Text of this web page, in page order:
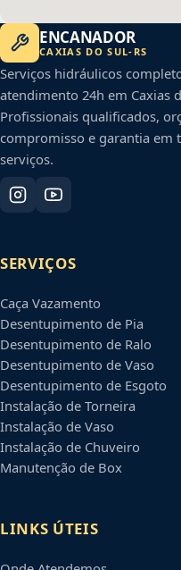
ENCANADOR
CAXIAS DO SUL- RS
Serviços hidráulicos
atendimento 24h em Caxias
Profissionais qualificados,
compromisso e garantia em
serviços.
SERVIÇOS
Caça Vazamento
Desentupimento de Pia
Desentupimento de Ralo
Desentupimento de Vaso
Desentupimento de Esgoto
Instalação de Torneira
Instalação de Vaso
Instalação de Chuveiro
Manutenção de Box
LINKS ÚTEIS